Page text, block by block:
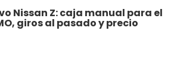
Nissan Z: caja manual para el
giros al pasado y precio